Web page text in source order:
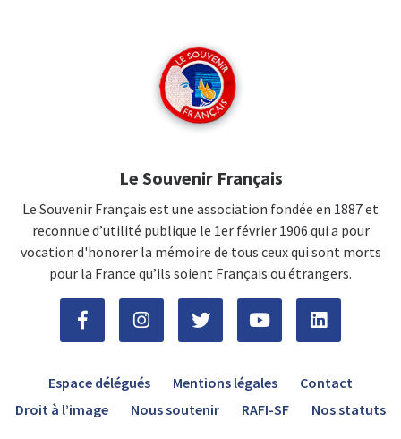
Le Souvenir Français
Le Souvenir Français est une association fondée en 1887 et
reconnue d’utilité publique le 1er février 1906 qui a pour
vocation d'honorer la mémoire de tous ceux qui sont morts
pour la France qu’ils soient Français ou étrangers.
Espace délégués Mentions légales
Contact
Droit à l’image
Nous soutenir RAFI-SF Nos statuts